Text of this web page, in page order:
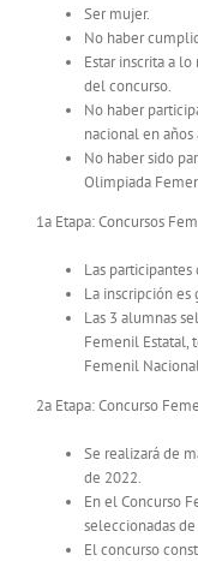
Ser mujer.
No haber
Estar inscrita a
del concurso.
No haber
nacional en años
No haber sido
Olimpiada
1a Etapa: Concursos
Las
La inscripción es
Las 3 alumnas
Femenil Estatal,
Femenil
2a Etapa: Concurso
Se realizará de
de 2022.
En el Concurso
seleccionadas
El concurso